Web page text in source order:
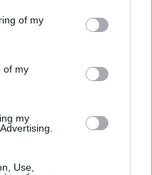
of my
of my
my
Use,
tours a
day tour,
las visitas a
o a la laguna
en la página
reservar con